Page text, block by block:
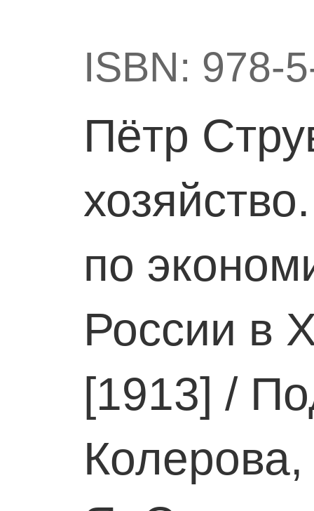
ISBN: 978-
Пётр
по
России в
[1913] /
Колерова,